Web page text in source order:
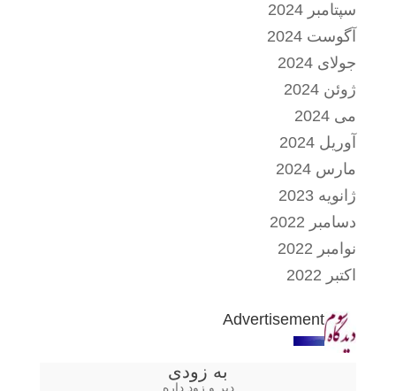
سپتامبر 2024
آگوست 2024
جولای 2024
ژوئن 2024
می 2024
آوریل 2024
مارس 2024
ژانویه 2023
دسامبر 2022
نوامبر 2022
اکتبر 2022
Advertisement
به زودی
دیر و زود داره